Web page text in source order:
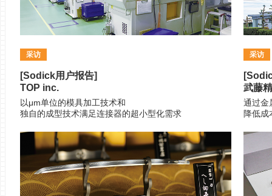
采访
[Sodick用户报告]
TOP inc.
以μm单位的模具加工技术和
独自的成型技术满足连接器的超小型化需求
采访
武藤
通过金
降低成